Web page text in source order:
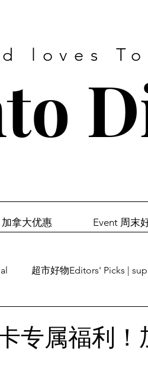
loves
加拿大优惠 Event 周末
超市好物Editors' Picks |
专属福利！